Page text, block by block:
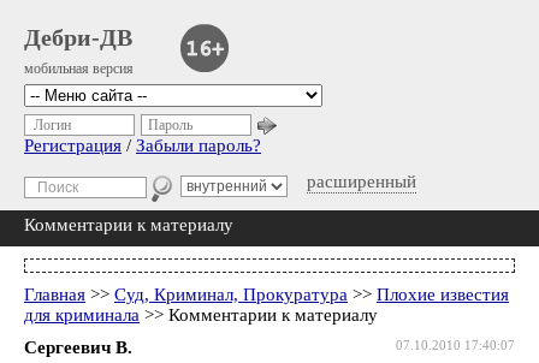
Дебри-ДВ
мобильная версия
расширенный
Логин Пароль
Регистрация / Забыли пароль?
Комментарии к материалу
Главная >> Суд, Криминал, Прокуратура >> Плохие известия
для криминала >> Комментарии к материалу
07.10.2010 17:40:07
Сергеевич В.